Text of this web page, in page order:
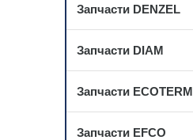
Запчасти DENZEL
Запчасти DIAM
Запчасти ECOTERM
Запчасти EFCO